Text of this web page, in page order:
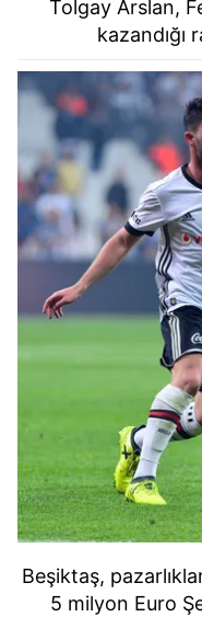
Tolgay Arslan,
kazandığı
Beşiktaş,
5 milyon Euro